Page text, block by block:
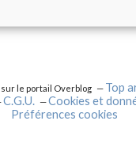
sur le portail Overblog Top
C.G.U.
Cookies et
Préférences cookies